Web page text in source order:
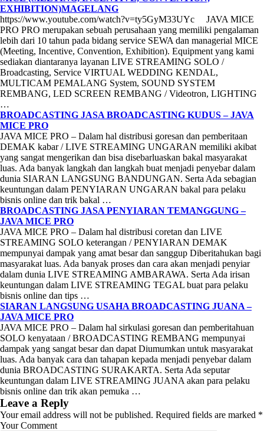
EXHIBITION)MAGELANG
https://www.youtube.com/watch?v=ty5GyM33UYc JAVA MICE
PRO PRO merupakan sebuah perusahaan yang memiliki pengalaman
lebih dari 10 tahun pada bidang service SEWA dan managerial MICE
(Meeting, Incentive, Convention, Exhibition). Equipment yang kami
sediakan diantaranya layanan LIVE STREAMING SOLO /
Broadcasting, Service VIRTUAL WEDDING KENDAL,
MULTICAM PEMALANG System, SOUND SYSTEM
REMBANG, LED SCREEN REMBANG / Videotron, LIGHTING
…
BROADCASTING JASA BROADCASTING KUDUS – JAVA
MICE PRO
JAVA MICE PRO – Dalam hal distribusi goresan dan pemberitaan
DEMAK kabar / LIVE STREAMING UNGARAN memiliki akibat
yang sangat mengerikan dan bisa disebarluaskan bakal masyarakat
luas. Ada banyak langkah dan langkah buat menjadi penyebar dalam
dunia SIARAN LANGSUNG BANDUNGAN. Serta Ada sebagian
keuntungan dalam PENYIARAN UNGARAN bakal para pelaku
bisnis online dan trik bakal …
BROADCASTING JASA PENYIARAN TEMANGGUNG –
JAVA MICE PRO
JAVA MICE PRO – Dalam hal distribusi coretan dan LIVE
STREAMING SOLO keterangan / PENYIARAN DEMAK
mempunyai dampak yang amat besar dan sanggup Diberitahukan bagi
masyarakat luas. Ada banyak proses dan cara akan menjadi penyiar
dalam dunia LIVE STREAMING AMBARAWA. Serta Ada irisan
keuntungan dalam LIVE STREAMING TEGAL buat para pelaku
bisnis online dan tips …
SIARAN LANGSUNG USAHA BROADCASTING JUANA –
JAVA MICE PRO
JAVA MICE PRO – Dalam hal sirkulasi goresan dan pemberitahuan
SOLO kenyataan / BROADCASTING REMBANG mempunyai
dampak yang sangat besar dan dapat Diumumkan untuk masyarakat
luas. Ada banyak cara dan tahapan kepada menjadi penyebar dalam
dunia BROADCASTING SURAKARTA. Serta Ada seputar
keuntungan dalam LIVE STREAMING JUANA akan para pelaku
bisnis online dan trik akan pemuka …
Leave a Reply
Your email address will not be published. Required fields are marked *
Your Comment